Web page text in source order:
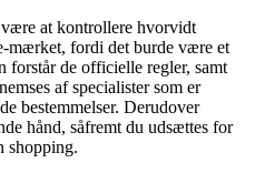
at kontrollere hvorvidt
mærket, fordi det burde være et
forstår de officielle regler, samt
af specialister som er
bestemmelser. Derudover
hånd, såfremt du udsættes for
shopping.